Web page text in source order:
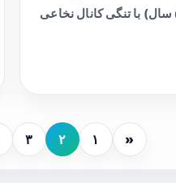
بیمار (میانگین سنی ۵۴.۷ سال) با تنگی کانال نخاعی
« ۱ ۲ ۳